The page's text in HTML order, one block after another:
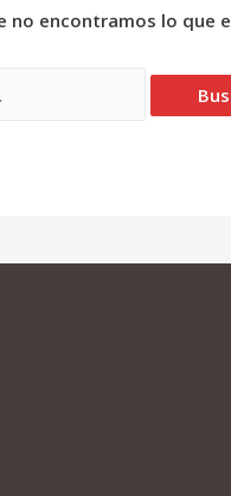
no encontramos lo que